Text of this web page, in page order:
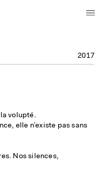
2017
la volupté.
elle n’existe pas sans
Nos silences,